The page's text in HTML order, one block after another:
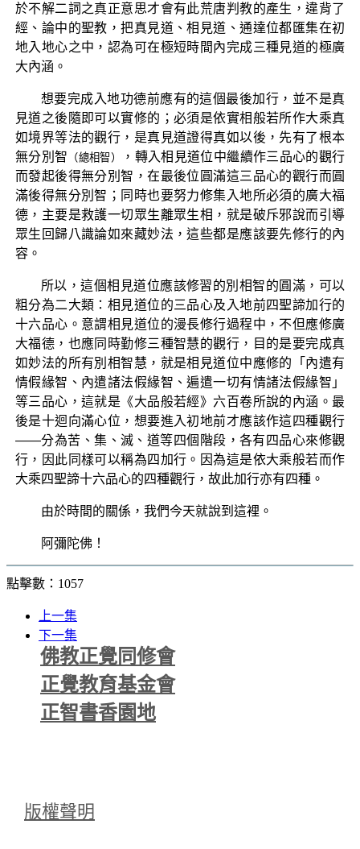
於不解二詞之真正意思才會有此荒唐判教的產生，違背了
經、論中的聖教，把真見道、相見道、通達位都匯集在初
地入地心之中，認為可在極短時間內完成三種見道的極廣
大內涵。
想要完成入地功德前應有的這個最後加行，並不是真
見道之後隨即可以實修的；必須是依實相般若所作大乘真
如境界等法的觀行，是真見道證得真如以後，先有了根本
無分別智 （總相智）
，轉入相見道位中繼續作三品心的觀行
而發起後得無分別智，在最後位圓滿這三品心的觀行而圓
滿後得無分別智；同時也要努力修集入地所必須的廣大福
德，主要是救護一切眾生離眾生相，就是破斥邪說而引導
眾生回歸八識論如來藏妙法，這些都是應該要先修行的內
容。
所以，這個相見道位應該修習的別相智的圓滿，可以
粗分為二大類：相見道位的三品心及入地前四聖諦加行的
十六品心。意謂相見道位的漫長修行過程中，不但應修廣
大福德，也應同時勤修三種智慧的觀行，目的是要完成真
如妙法的所有別相智慧，就是相見道位中應修的「內遣有
情假緣智、內遣諸法假緣智、遍遣一切有情諸法假緣智」
等三品心，這就是《大品般若經》六百卷所說的內涵。最
後是十迴向滿心位，想要進入初地前才應該作這四種觀行
——分為苦、集、滅、道等四個階段，各有四品心來修觀
行，因此同樣可以稱為四加行。因為這是依大乘般若而作
大乘四聖諦十六品心的四種觀行，故此加行亦有四種。
由於時間的關係，我們今天就說到這裡。
阿彌陀佛！
點擊數：1057
上一集
下一集
佛教正覺同修會
正覺教育基金會
正智書香園地
版權聲明